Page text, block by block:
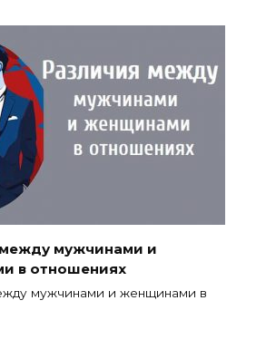
мужчинами и
в отношениях
мужчинами и женщинами в